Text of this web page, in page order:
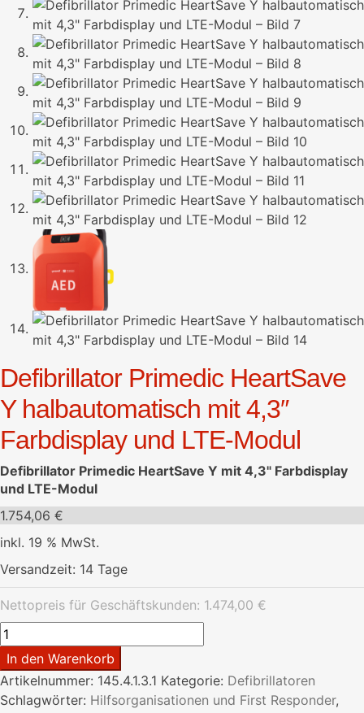
Defibrillator Primedic HeartSave
Y halbautomatisch mit 4,3″
Farbdisplay und LTE-Modul
Defibrillator Primedic HeartSave Y mit 4,3" Farbdisplay
und LTE-Modul
1.754,06 €
inkl. 19 % MwSt.
Versandzeit: 14 Tage
Nettopreis für Geschäftskunden: 1.474,00 €
Defibrillator
Primedic
HeartSave
Y
halbautomatisch
In den Warenkorb
Artikelnummer: 145.4.1.3.1 Kategorie: Defibrillatoren
Schlagwörter: Hilfsorganisationen und First Responder,